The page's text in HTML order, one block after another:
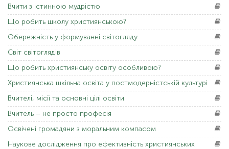
Вчити з істинною мудрістю
Що робить школу християнською?
Обережність у формуванні світогляду
Світ світоглядів
Що робить християнську освіту особливою?
Християнська шкільна освіта у постмодерністській культурі
Вчителі, місії та основні цілі освіти
Вчитель – не просто професія
Освічені громадяни з моральним компасом
Наукове дослідження про ефективність християнських